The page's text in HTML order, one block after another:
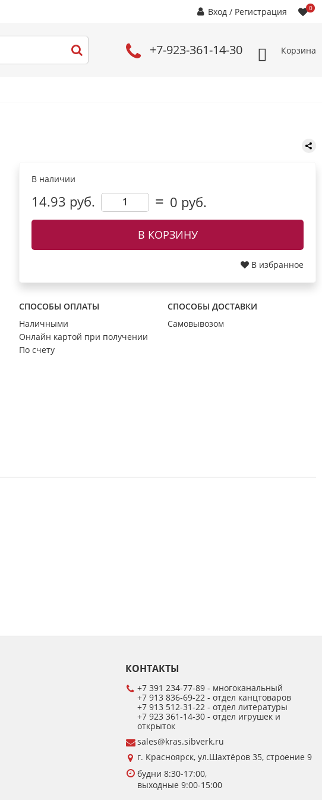
Вход / Регистрация 0
+7-923-361-14-30 Корзина
В наличии
14.93 руб. 0 руб.
В КОРЗИНУ
В избранное
СПОСОБЫ ОПЛАТЫ
Наличными
Онлайн картой при получении
По счету
СПОСОБЫ ДОСТАВКИ
Самовывозом
КОНТАКТЫ
+7 391 234-77-89 - многоканальный
+7 913 836-69-22 - отдел канцтоваров
+7 913 512-31-22 - отдел литературы
+7 923 361-14-30 - отдел игрушек и
открыток
sales@kras.sibverk.ru
г. Красноярск, ул.Шахтёров 35, строение 9
будни 8:30-17:00,
выходные 9:00-15:00